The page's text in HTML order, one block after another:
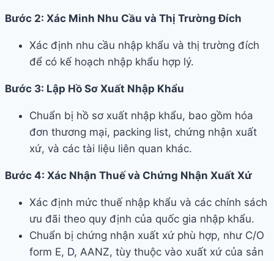
Bước 2: Xác Minh Nhu Cầu và Thị Trường Đích
Xác định nhu cầu nhập khẩu và thị trường đích
để có kế hoạch nhập khẩu hợp lý.
Bước 3: Lập Hồ Sơ Xuất Nhập Khẩu
Chuẩn bị hồ sơ xuất nhập khẩu, bao gồm hóa
đơn thương mại, packing list, chứng nhận xuất
xứ, và các tài liệu liên quan khác.
Bước 4: Xác Nhận Thuế và Chứng Nhận Xuất Xứ
Xác định mức thuế nhập khẩu và các chính sách
ưu đãi theo quy định của quốc gia nhập khẩu.
Chuẩn bị chứng nhận xuất xứ phù hợp, như C/O
form E, D, AANZ, tùy thuộc vào xuất xứ của sản